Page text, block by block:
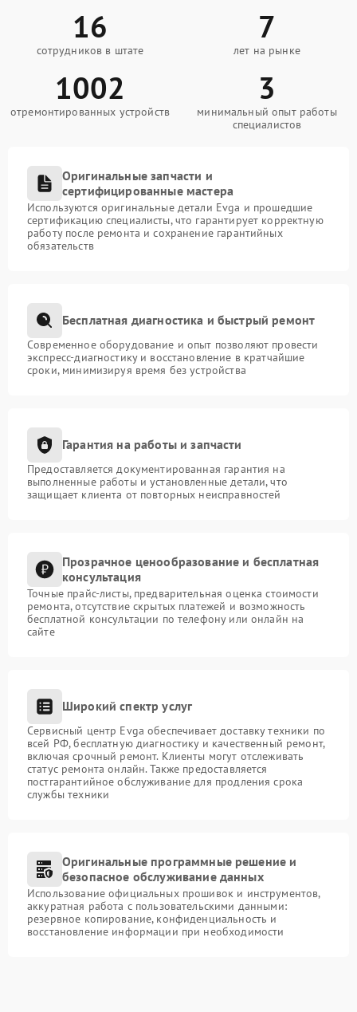
16
сотрудников в штате
7
лет на рынке
1002
отремонтированных устройств
3
минимальный опыт работы
специалистов
Оригинальные запчасти и
сертифицированные мастера
Используются оригинальные детали Evga и прошедшие
сертификацию специалисты, что гарантирует корректную
работу после ремонта и сохранение гарантийных
обязательств
Бесплатная диагностика и быстрый ремонт
Современное оборудование и опыт позволяют провести
экспресс-диагностику и восстановление в кратчайшие
сроки, минимизируя время без устройства
Гарантия на работы и запчасти
Предоставляется документированная гарантия на
выполненные работы и установленные детали, что
защищает клиента от повторных неисправностей
Прозрачное ценообразование и бесплатная
консультация
Точные прайс-листы, предварительная оценка стоимости
ремонта, отсутствие скрытых платежей и возможность
бесплатной консультации по телефону или онлайн на
сайте
Широкий спектр услуг
Сервисный центр Evga обеспечивает доставку техники по
всей РФ, бесплатную диагностику и качественный ремонт,
включая срочный ремонт. Клиенты могут отслеживать
статус ремонта онлайн. Также предоставляется
постгарантийное обслуживание для продления срока
службы техники
Оригинальные программные решение и
безопасное обслуживание данных
Использование официальных прошивок и инструментов,
аккуратная работа с пользовательскими данными:
резервное копирование, конфиденциальность и
восстановление информации при необходимости